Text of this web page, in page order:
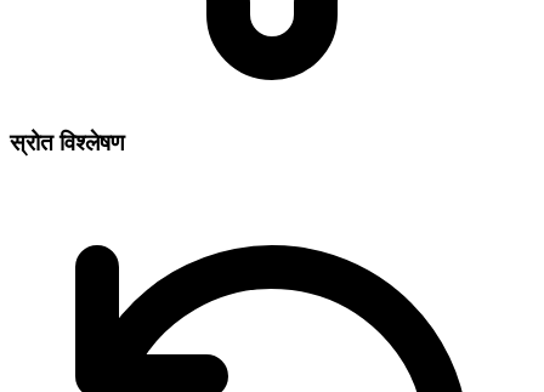
स्रोत विश्लेषण